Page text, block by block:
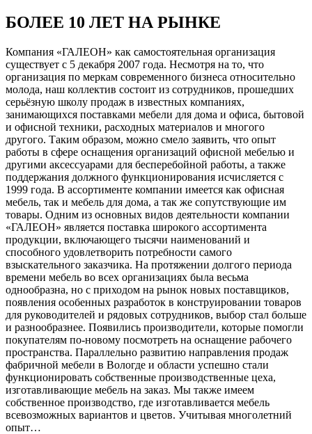
БОЛЕЕ 10 ЛЕТ НА РЫНКЕ
Компания «ГАЛЕОН» как самостоятельная организация
существует с 5 декабря 2007 года. Несмотря на то, что
организация по меркам современного бизнеса относительно
молода, наш коллектив состоит из сотрудников, прошедших
серьёзную школу продаж в известных компаниях,
занимающихся поставками мебели для дома и офиса, бытовой
и офисной техники, расходных материалов и многого
другого. Таким образом, можно смело заявить, что опыт
работы в сфере оснащения организаций офисной мебелью и
другими аксессуарами для бесперебойной работы, а также
поддержания должного функционирования исчисляется с
1999 года. В ассортименте компании имеется как офисная
мебель, так и мебель для дома, а так же сопутствующие им
товары. Одним из основных видов деятельности компании
«ГАЛЕОН» является поставка широкого ассортимента
продукции, включающего тысячи наименований и
способного удовлетворить потребности самого
взыскательного заказчика. На протяжении долгого периода
времени мебель во всех организациях была весьма
однообразна, но с приходом на рынок новых поставщиков,
появления особенных разработок в конструировании товаров
для руководителей и рядовых сотрудников, выбор стал больше
и разнообразнее. Появились производители, которые помогли
покупателям по-новому посмотреть на оснащение рабочего
пространства. Параллельно развитию направления продаж
фабричной мебели в Вологде и области успешно стали
функционировать собственные производственные цеха,
изготавливающие мебель на заказ. Мы также имеем
собственное производство, где изготавливается мебель
всевозможных вариантов и цветов. Учитывая многолетний
опыт…